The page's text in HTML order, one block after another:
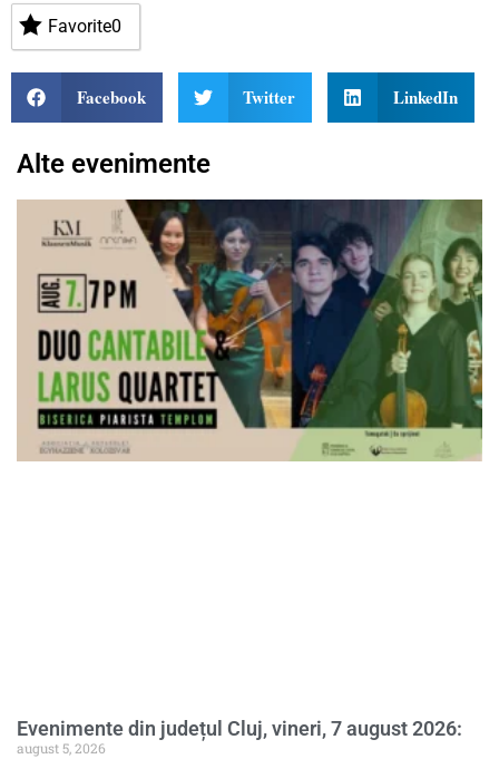
Favorite0
Facebook Twitter LinkedIn
Alte evenimente
Evenimente din județul Cluj, vineri, 7 august 2026:
august 5, 2026